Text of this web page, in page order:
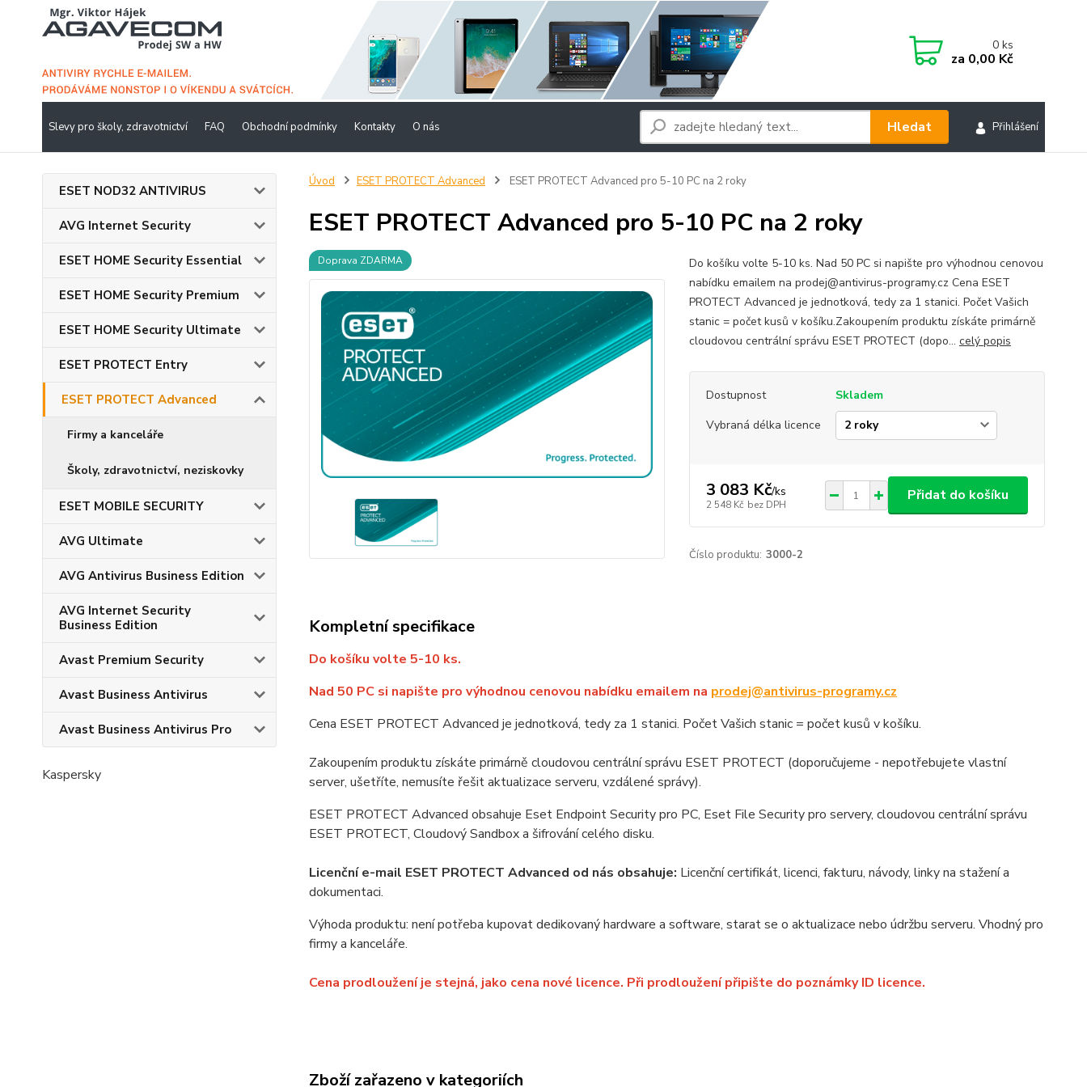
Slevy pro školy, zdravotnictví FAQ Obchodní podmínky Kontakty O nás Přihlášení
Hledat
0ks
za 0,00 Kč
ESET NOD32 ANTIVIRUS
AVG Internet Security
ESET HOME Security Essential
ESET HOME Security Premium
ESET HOME Security Ultimate
ESET PROTECT Entry
ESET PROTECT Advanced
Firmy a kanceláře
Školy, zdravotnictví, neziskovky
ESET MOBILE SECURITY
AVG Ultimate
AVG Antivirus Business Edition
AVG Internet Security
Business Edition
Avast Premium Security
Avast Business Antivirus
Avast Business Antivirus Pro
Kaspersky
Úvod ESET PROTECT Advanced ESET PROTECT Advanced pro 5-10 PC na 2 roky
ESET PROTECT Advanced pro 5-10 PC na 2 roky
Doprava ZDARMA
Do košíku volte 5-10 ks. Nad 50 PC si napište pro výhodnou cenovou
nabídku emailem na prodej@antivirus-programy.cz Cena ESET
PROTECT Advanced je jednotková, tedy za 1 stanici. Počet Vašich
stanic = počet kusů v košíku.Zakoupením produktu získáte primárně
cloudovou centrální správu ESET PROTECT (dopo... celý popis
Dostupnost
Skladem
Vybraná délka licence
3 083 Kč/ks
2 548 Kč bez DPH
Přidat do košíku
Číslo produktu: 3000-2
Kompletní specifikace
Do košíku volte 5-10 ks.
Nad 50 PC si napište pro výhodnou cenovou nabídku emailem na prodej@antivirus-programy.cz
Cena ESET PROTECT Advanced je jednotková, tedy za 1 stanici. Počet Vašich stanic = počet kusů v košíku.
Zakoupením produktu získáte primárně cloudovou centrální správu ESET PROTECT (doporučujeme - nepotřebujete vlastní
server, ušetříte, nemusíte řešit aktualizace serveru, vzdálené správy).
ESET PROTECT Advanced obsahuje Eset Endpoint Security pro PC, Eset File Security pro servery, cloudovou centrální správu
ESET PROTECT, Cloudový Sandbox a šifrování celého disku.
Licenční e-mail ESET PROTECT Advanced od nás obsahuje: Licenční certifikát, licenci, fakturu, návody, linky na stažení a
dokumentaci.
Výhoda produktu: není potřeba kupovat dedikovaný hardware a software, starat se o aktualizace nebo údržbu serveru. Vhodný pro
firmy a kanceláře.
Cena prodloužení je stejná, jako cena nové licence. Při prodloužení připište do poznámky ID licence.
Zboží zařazeno v kategoriích